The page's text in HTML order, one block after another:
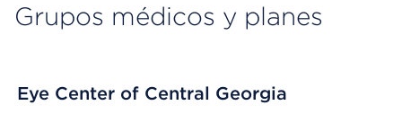
Grupos médicos y planes
Eye Center of Central Georgia